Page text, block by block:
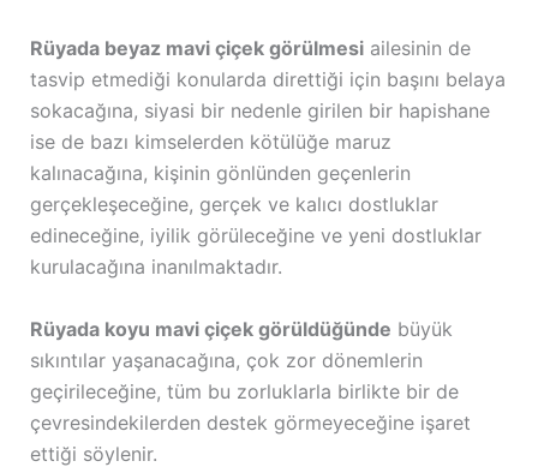
Rüyada beyaz mavi çiçek görülmesiailesinin de
tasvip etmediği konularda direttiği için başını belaya
sokacağına, siyasi bir nedenle girilen bir hapishane
ise de bazı kimselerden kötülüğe maruz
kalınacağına, kişinin gönlünden geçenlerin
gerçekleşeceğine, gerçek ve kalıcı dostluklar
edineceğine, iyilik görüleceğine ve yeni dostluklar
kurulacağına inanılmaktadır.
Rüyada koyu mavi çiçek görüldüğünde büyük
sıkıntılar yaşanacağına, çok zor dönemlerin
geçirileceğine, tüm bu zorluklarla birlikte bir de
çevresindekilerden destek görmeyeceğine işaret
ettiği söylenir.